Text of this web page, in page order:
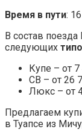
Время в пути:
В состав
следующих
Купе – от 7
СВ – от 26
Люкс – от
Предлагаем
в Туапсе из